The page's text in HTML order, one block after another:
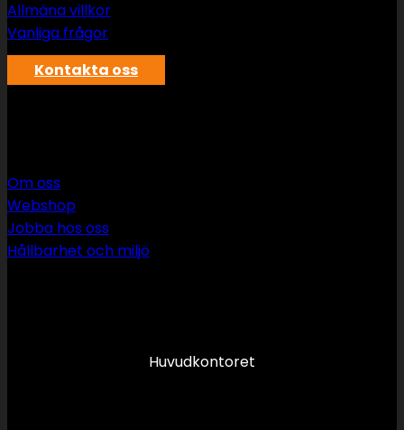
Allmäna villkor
Vanliga frågor
Kontakta oss
Om oss
Webshop
Jobba hos oss
Hållbarhet och miljö
Huvudkontoret